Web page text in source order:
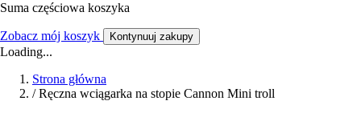
Suma częściowa koszyka
Zobacz mój koszyk Kontynuuj zakupy
Loading...
Strona główna
/ Ręczna wciągarka na stopie Cannon Mini troll